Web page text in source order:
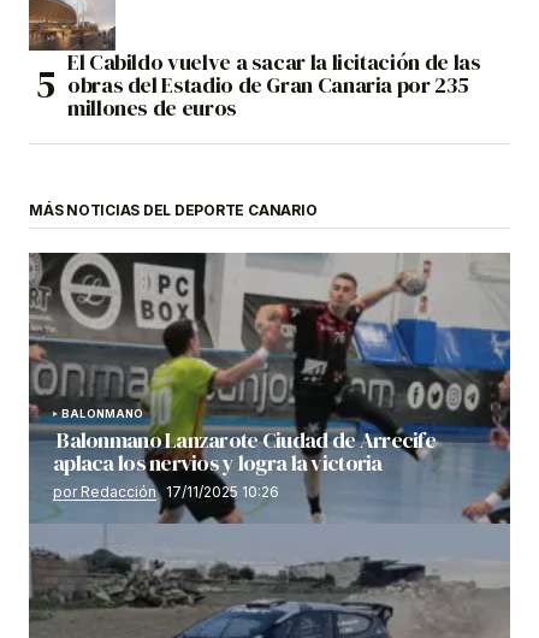
El Cabildo vuelve a sacar la licitación de las
obras del Estadio de Gran Canaria por 235
millones de euros
MÁS NOTICIAS DEL DEPORTE CANARIO
BALONMANO
Balonmano Lanzarote Ciudad de Arrecife
aplaca los nervios y logra la victoria
por Redacción 17/11/2025 10:26